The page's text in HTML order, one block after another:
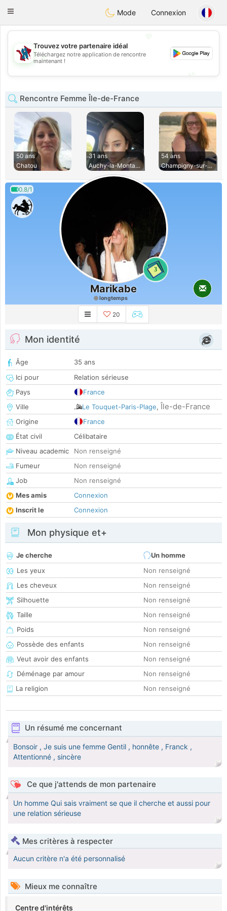
Taimerais
Toggle
Mode Connexion
💖
💕
Trouvez votre partenaire idéal
Téléchargez notre application de rencontre
maintenant !
Rencontre Femme Île-de-France
50 ans
Chatou
31 ans
Auchy-la-Montagne
54 ans
Champigny-sur-Marn
0.8/1
3
Marikabe
longtemps
20
Mon identité
Âge
35 ans
Ici pour
Relation sérieuse
Pays
France
Ville
Le Touquet-Paris-Plage, Île-de-France
Origine
France
État civil
Célibataire
Niveau academic
Non renseigné
Fumeur
Non renseigné
Job
Non renseigné
Mes amis
Connexion
Inscrit le
Connexion
Mon physique et+
Je cherche
Un homme
Les yeux
Non renseigné
Les cheveux
Non renseigné
Silhouette
Non renseigné
Taille
Non renseigné
Poids
Non renseigné
Possède des enfants
Non renseigné
Veut avoir des enfants
Non renseigné
Déménage par amour
Non renseigné
La religion
Non renseigné
Un résumé me concernant
Bonsoir , Je suis une femme Gentil , honnête , Franck ,
Attentionné , sincère
Ce que j'attends de mon partenaire
Un homme Qui sais vraiment se que il cherche et aussi pour
une relation sérieuse
Mes critères à respecter
Aucun critère n'a été personnalisé
Mieux me connaître
Centre d'intérêts